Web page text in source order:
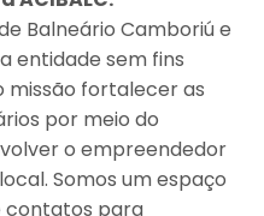
Balneário Camboriú e
entidade sem fins
missão fortalecer as
por meio do
o empreendedor
Somos um espaço
contatos para